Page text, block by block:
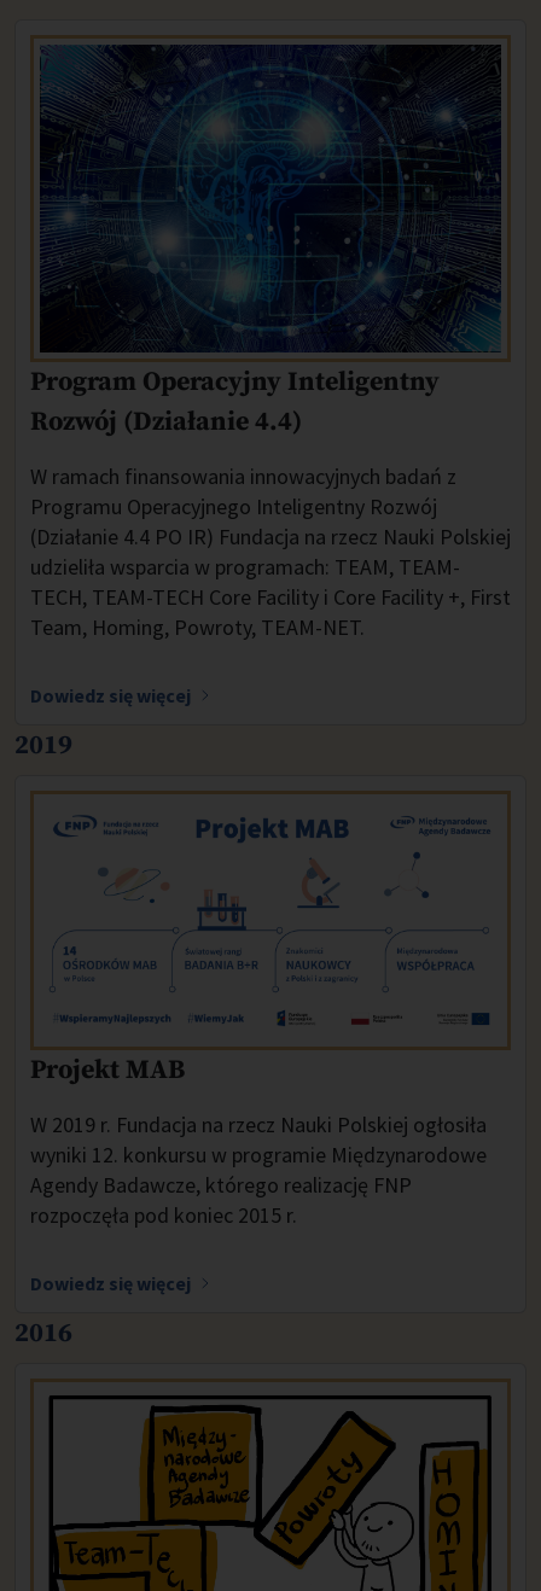
Program Operacyjny Inteligentny
Rozwój (Działanie 4.4)
W ramach finansowania innowacyjnych badań z
Programu Operacyjnego Inteligentny Rozwój
(Działanie 4.4 PO IR) Fundacja na rzecz Nauki Polskiej
udzieliła wsparcia w programach: TEAM, TEAM-
TECH, TEAM-TECH Core Facility i Core Facility +, First
Team, Homing, Powroty, TEAM-NET.
Dowiedz się więcej
2019
Projekt MAB
W 2019 r. Fundacja na rzecz Nauki Polskiej ogłosiła
wyniki 12. konkursu w programie Międzynarodowe
Agendy Badawcze, którego realizację FNP
rozpoczęła pod koniec 2015 r.
Dowiedz się więcej
2016